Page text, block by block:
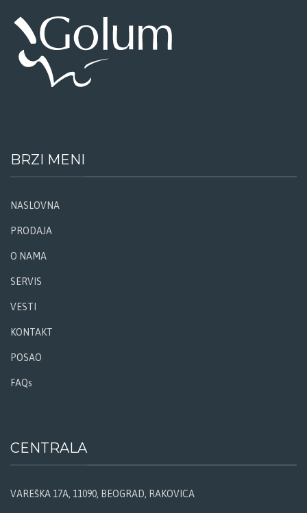
BRZI MENI
NASLOVNA
PRODAJA
O NAMA
SERVIS
VESTI
KONTAKT
POSAO
FAQs
CENTRALA
VAREŠKA 17A, 11090, BEOGRAD, RAKOVICA